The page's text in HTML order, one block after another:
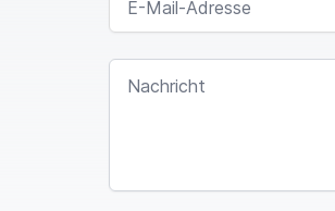
NACHRICHT